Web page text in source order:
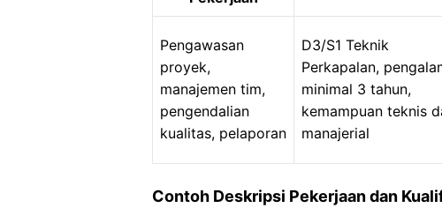
Pengawasan
proyek,
manajemen tim,
pengendalian
kualitas, pelaporan
D3/S1 Teknik
Perkapalan,
minimal 3 tahun,
kemampuan teknis
manajerial
Contoh Deskripsi Pekerjaan dan